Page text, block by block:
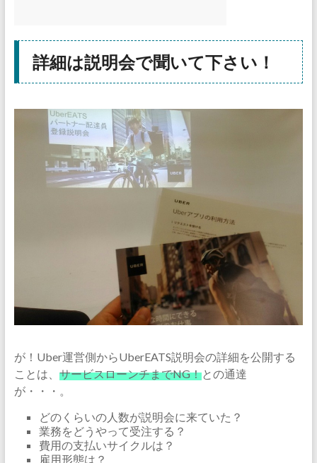
詳細は説明会で聞いて下さい！
が！Uber運営側からUberEATS説明会の詳細を公開する
ことは、 サービスローンチまでNG！との通達
が・・・。
どのくらいの人数が説明会に来ていた？
業務をどうやって受注する？
費用の支払いサイクルは？
雇用形態は？